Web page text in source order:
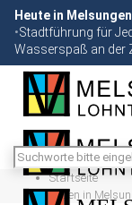
Heute in
•Stadtführung für
Wasserspaß an der
Startseite
Leben in